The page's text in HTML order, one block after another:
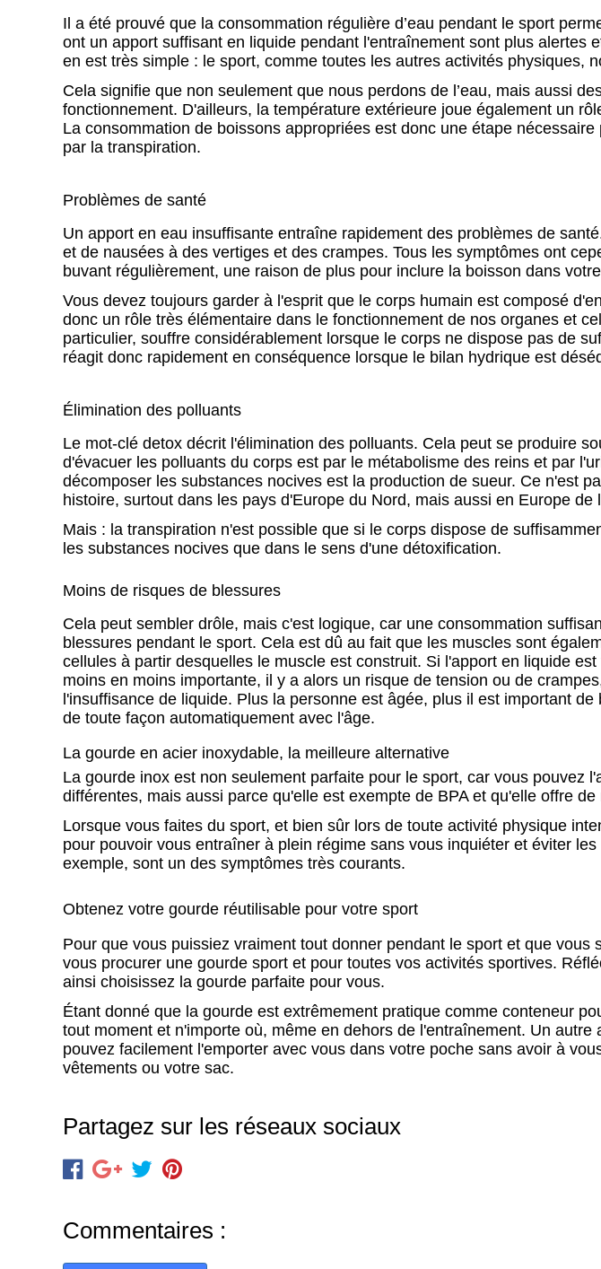
Il a été prouvé que la consommation régulière d’eau pendant le sport
ont un apport suffisant en liquide pendant l'entraînement sont plus alertes
en est très simple : le sport, comme toutes les autres activités physiques,
Cela signifie que non seulement que nous perdons de l’eau, mais aussi
fonctionnement. D'ailleurs, la température extérieure joue également un
La consommation de boissons appropriées est donc une étape
par la transpiration.
Problèmes de santé
Un apport en eau insuffisante entraîne rapidement des problèmes de
et de nausées à des vertiges et des crampes. Tous les symptômes ont
buvant régulièrement, une raison de plus pour inclure la boisson dans
Vous devez toujours garder à l'esprit que le corps humain est composé
donc un rôle très élémentaire dans le fonctionnement de nos organes et
particulier, souffre considérablement lorsque le corps ne dispose pas de
réagit donc rapidement en conséquence lorsque le bilan hydrique est
Élimination des polluants
Le mot-clé detox décrit l'élimination des polluants. Cela peut se produire
d'évacuer les polluants du corps est par le métabolisme des reins et par
décomposer les substances nocives est la production de sueur. Ce n'est
histoire, surtout dans les pays d'Europe du Nord, mais aussi en Europe de
Mais : la transpiration n'est possible que si le corps dispose de
les substances nocives que dans le sens d'une détoxification.
Moins de risques de blessures
Cela peut sembler drôle, mais c'est logique, car une consommation
blessures pendant le sport. Cela est dû au fait que les muscles sont
cellules à partir desquelles le muscle est construit. Si l'apport en liquide
moins en moins importante, il y a alors un risque de tension ou de
l'insuffisance de liquide. Plus la personne est âgée, plus il est important
de toute façon automatiquement avec l'âge.
La gourde en acier inoxydable, la meilleure alternative
La gourde inox est non seulement parfaite pour le sport, car vous pouvez
différentes, mais aussi parce qu'elle est exempte de BPA et qu'elle offre
Lorsque vous faites du sport, et bien sûr lors de toute activité physique
pour pouvoir vous entraîner à plein régime sans vous inquiéter et éviter
exemple, sont un des symptômes très courants.
Obtenez votre gourde réutilisable pour votre sport
Pour que vous puissiez vraiment tout donner pendant le sport et que vous
vous procurer une gourde sport et pour toutes vos activités sportives.
ainsi choisissez la gourde parfaite pour vous.
Étant donné que la gourde est extrêmement pratique comme conteneur
tout moment et n'importe où, même en dehors de l'entraînement. Un
pouvez facilement l'emporter avec vous dans votre poche sans avoir à
vêtements ou votre sac.
Partagez sur les réseaux sociaux
Commentaires :